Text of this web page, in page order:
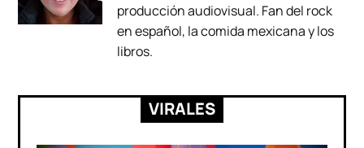
producción audiovisual. Fan del rock
en español, la comida mexicana y los
libros.
VIRALES